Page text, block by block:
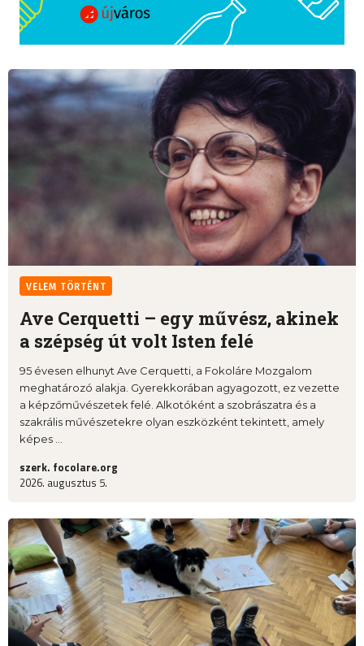
VELEM TÖRTÉNT
Ave Cerquetti – egy művész, akinek
a szépség út volt Isten felé
95 évesen elhunyt Ave Cerquetti, a Fokoláre Mozgalom
meghatározó alakja. Gyerekkorában agyagozott, ez vezette
a képzőművészetek felé. Alkotóként a szobrászatra és a
szakrális művészetekre olyan eszközként tekintett, amely
képes ...
szerk. focolare.org
2026. augusztus 5.